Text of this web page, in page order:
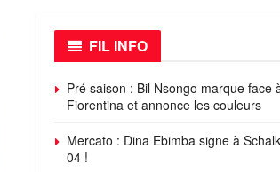
FIL INFO
Pré saison : Bil Nsongo marque face
Fiorentina et annonce les couleurs
Mercato : Dina Ebimba signe à
04 !